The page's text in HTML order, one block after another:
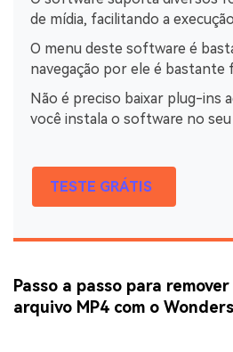
de mídia, facilitando a
O menu deste software é
navegação por ele é bastante
Não é preciso baixar plug-ins
você instala o software no
TESTE GRÁTIS
Passo a passo para
arquivo MP4 com o